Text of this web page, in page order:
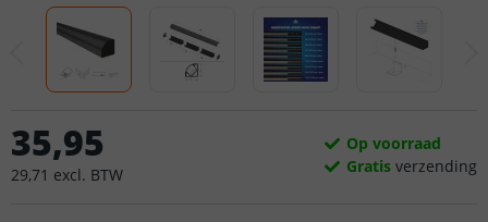
35,95
29,71 excl. BTW
Op voorraad
Gratis verzending